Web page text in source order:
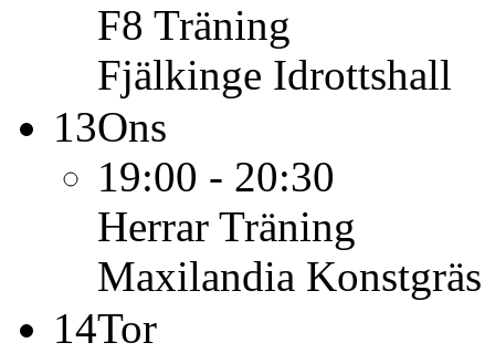
F8 Träning
Fjälkinge Idrottshall
13Ons
19:00 - 20:30
Herrar Träning
Maxilandia Konstgräs
14Tor